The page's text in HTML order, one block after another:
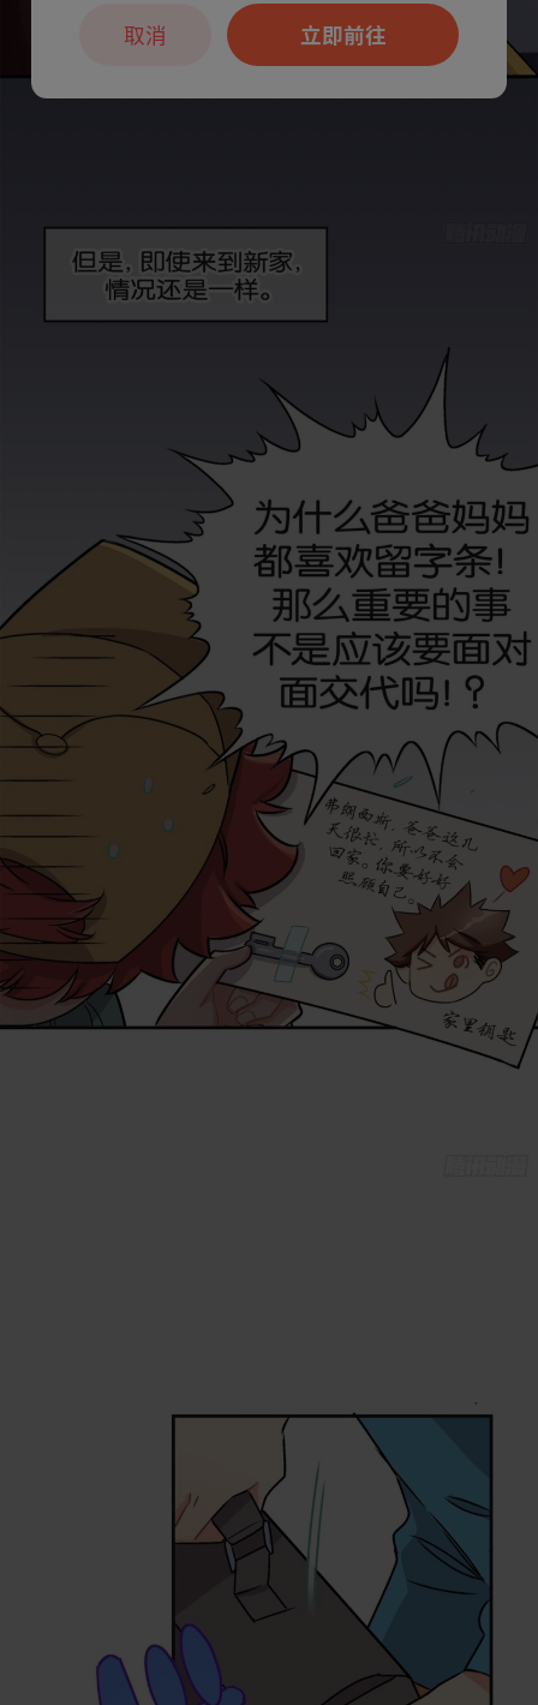
立即前往
取消